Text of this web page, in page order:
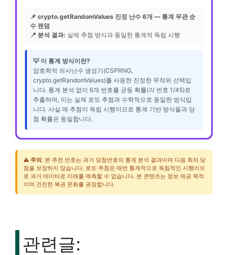
📌 crypto.getRandomValues 진정 난수 6개 — 통계 무관 순
수 랜덤
📍 분석 결과: 실제 추첨 방식과 동일한 통계적 독립 시행
💡 이 통계 방식이란?
암호학적 의사난수 생성기(CSPRNG,
crypto.getRandomValues)를 사용한 진정한 무작위 선택입
니다. 통계 분석 없이 6개 번호를 균등 확률(각 번호 1/45)로
추출하며, 이는 실제 로또 추첨과 수학적으로 동일한 방식입
니다. 사실 매 추첨이 독립 시행이므로 통계 기반 방식들과 당
첨 확률은 동일합니다.
⚠️ 주의: 본 추천 번호는 과거 당첨번호의 통계 분석 결과이며 다음 회차 당
첨을 보장하지 않습니다. 로또 추첨은 매번 통계적으로 독립적인 시행이므
로 과거 데이터로 미래를 예측할 수 없습니다. 본 콘텐츠는 정보 제공 목적
이며 건전한 복권 문화를 권장합니다.
관련글: